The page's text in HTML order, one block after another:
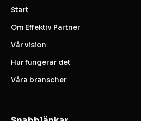
Start
Om Effektiv Partner
Vår vision
Hur fungerar det
Våra branscher